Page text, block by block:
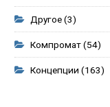
Другое(3)
Компромат(54)
Концепции (163)